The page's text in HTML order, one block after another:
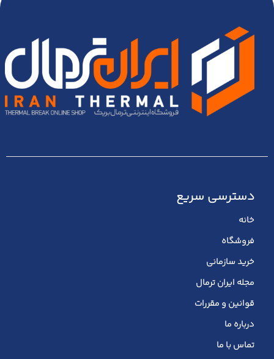
دسترسی سریع
خانه
فروشگاه
خرید سازمانی
مجله ایران ترمال
قوانین و مقررات
درباره ما
تماس با ما